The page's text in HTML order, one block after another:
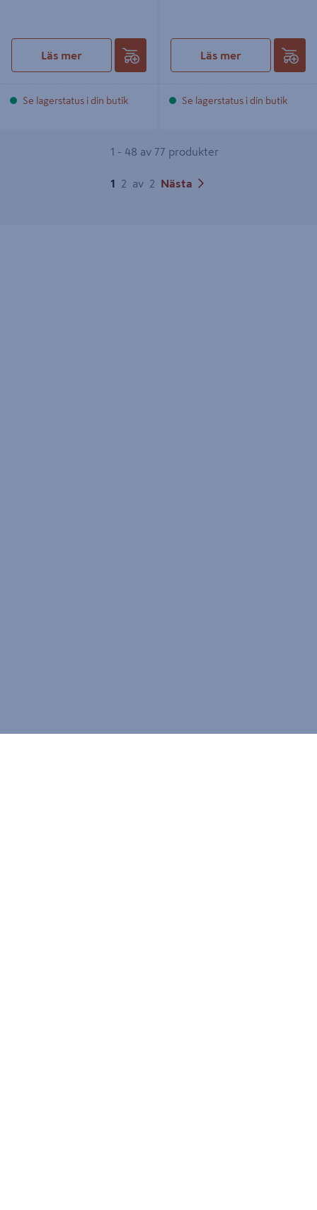
Läs mer
Se lagerstatus i din butik
Läs mer
Se lagerstatus i din butik
1 - 48 av 77 produkter
1 2 av 2 Nästa